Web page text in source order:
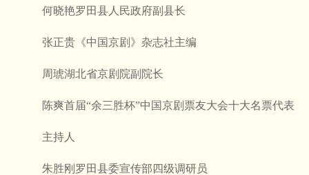
何晓艳罗田县人民政府副县长
张正贵《中国京剧》杂志社主编
周琥湖北省京剧院副院长
陈爽首届“余三胜杯”中国京剧票友大会十大名票代表
主持人
朱胜刚罗田县委宣传部四级调研员